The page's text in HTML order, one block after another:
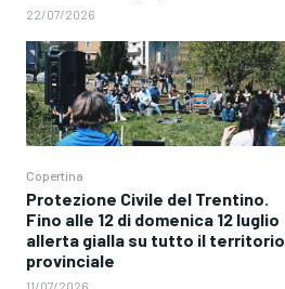
22/07/2026
Copertina
Protezione Civile del Trentino.
Fino alle 12 di domenica 12 luglio
allerta gialla su tutto il territorio
provinciale
11/07/2026